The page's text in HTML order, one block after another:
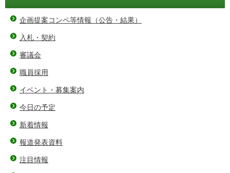
企画提案コンペ等情報（公告・結果）
入札・契約
審議会
職員採用
イベント・募集案内
今日の予定
新着情報
報道発表資料
注目情報